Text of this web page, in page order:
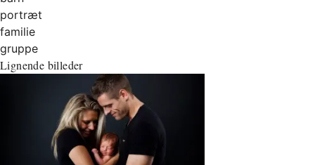
portræt
familie
gruppe
Lignende billeder